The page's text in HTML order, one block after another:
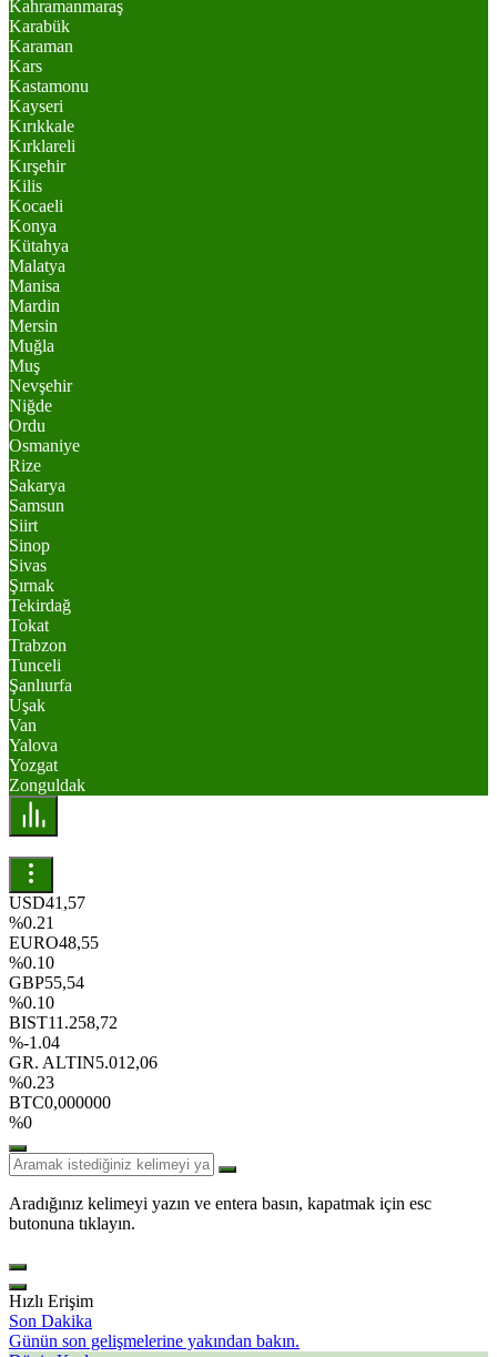
Kahramanmaraş
Karabük
Karaman
Kars
Kastamonu
Kayseri
Kırıkkale
Kırklareli
Kırşehir
Kilis
Kocaeli
Konya
Kütahya
Malatya
Manisa
Mardin
Mersin
Muğla
Muş
Nevşehir
Niğde
Ordu
Osmaniye
Rize
Sakarya
Samsun
Siirt
Sinop
Sivas
Şırnak
Tekirdağ
Tokat
Trabzon
Tunceli
Şanlıurfa
Uşak
Van
Yalova
Yozgat
Zonguldak
USD41,57
%0.21
EURO48,55
%0.10
GBP55,54
%0.10
BIST11.258,72
%-1.04
GR. ALTIN5.012,06
%0.23
BTC0,000000
%0
Aradığınız kelimeyi yazın ve entera basın, kapatmak için esc
butonuna tıklayın.
Hızlı Erişim
Son Dakika
Günün son gelişmelerine yakından bakın.